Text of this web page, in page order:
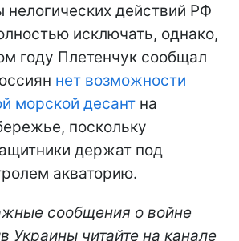
нелогических действий РФ
исключать, однако,
году Плетенчук сообщал
нет возможности
морской десант на
поскольку
держат под
акваторию.
сообщения о войне
Украины читайте на канале